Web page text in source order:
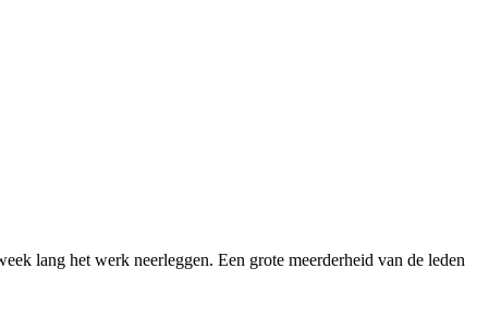
lang het werk neerleggen. Een grote meerderheid van de leden